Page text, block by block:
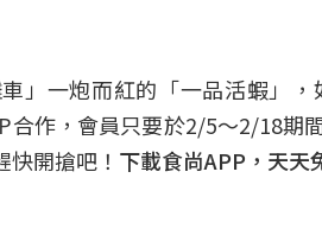
」一炮而紅的「一品活蝦」
合作，會員只要於2/5～2/18期
開搶吧！ 下載食尚APP，天天